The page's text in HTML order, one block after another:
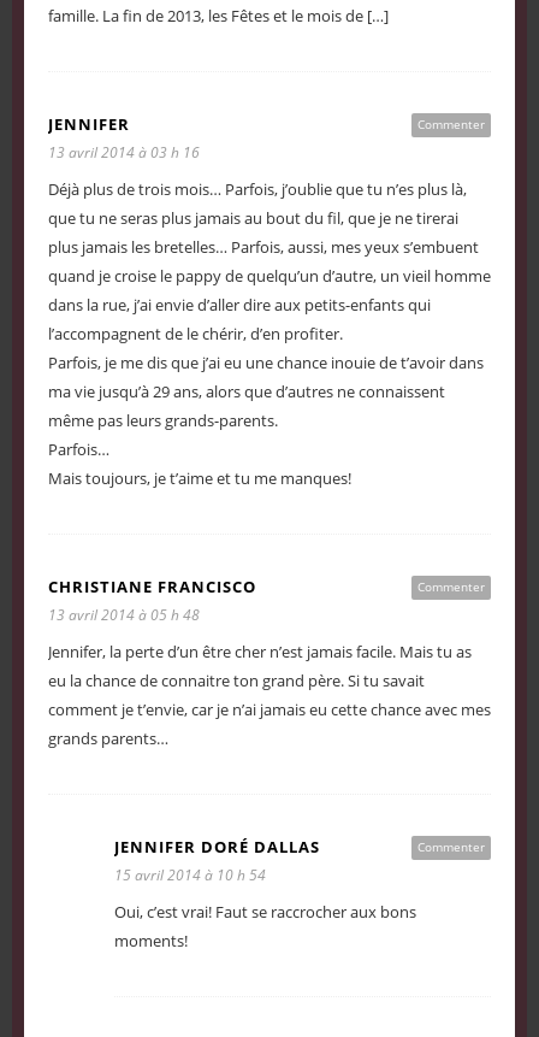
famille. La fin de 2013, les Fêtes et le mois de […]
Commenter
JENNIFER
13 avril 2014 à 03 h 16
Déjà plus de trois mois… Parfois, j’oublie que tu n’es plus là,
que tu ne seras plus jamais au bout du fil, que je ne tirerai
plus jamais les bretelles… Parfois, aussi, mes yeux s’embuent
quand je croise le pappy de quelqu’un d’autre, un vieil homme
dans la rue, j’ai envie d’aller dire aux petits-enfants qui
l’accompagnent de le chérir, d’en profiter.
Parfois, je me dis que j’ai eu une chance inouie de t’avoir dans
ma vie jusqu’à 29 ans, alors que d’autres ne connaissent
même pas leurs grands-parents.
Parfois…
Mais toujours, je t’aime et tu me manques!
Commenter
CHRISTIANE FRANCISCO
13 avril 2014 à 05 h 48
Jennifer, la perte d’un être cher n’est jamais facile. Mais tu as
eu la chance de connaitre ton grand père. Si tu savait
comment je t’envie, car je n’ai jamais eu cette chance avec mes
grands parents…
Commenter
JENNIFER DORÉ DALLAS
15 avril 2014 à 10 h 54
Oui, c’est vrai! Faut se raccrocher aux bons
moments!